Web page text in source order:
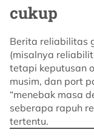
cukup
Berita reliabilitas
(misalnya
tetapi keputusan
musim, dan port
“menebak masa
seberapa rapuh
tertentu.